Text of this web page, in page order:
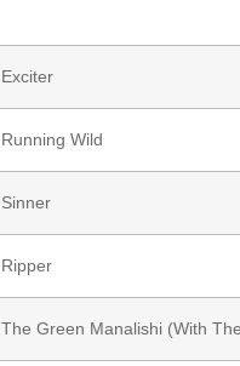
Exciter
Running Wild
Sinner
Ripper
The Green Manalishi (With